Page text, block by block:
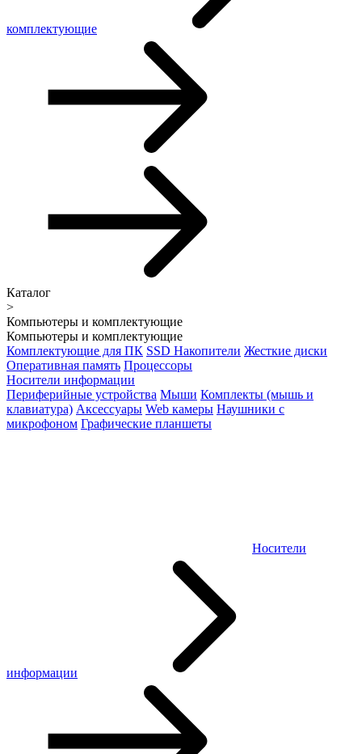
комплектующие
Каталог
>
Компьютеры и комплектующие
Компьютеры и комплектующие
Комплектующие для ПК SSD Накопители Жесткие диски
Оперативная память Процессоры
Носители информации
Периферийные устройства Мыши Комплекты (мышь и
клавиатура) Аксессуары Web камеры Наушники с
микрофоном Графические планшеты
Носители
информации